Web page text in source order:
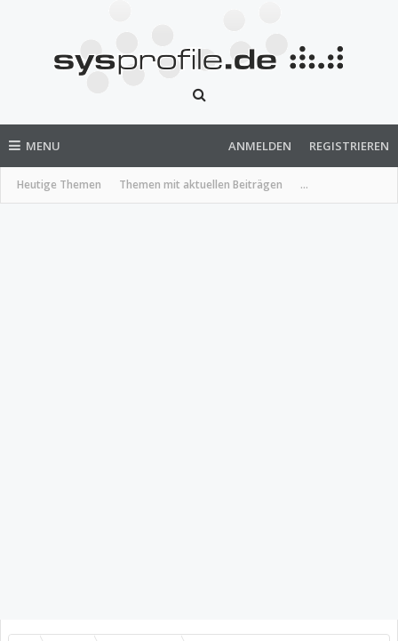
MENU
Heutige Themen Themen mit aktuellen Beiträgen ...
ANMELDEN REGISTRIEREN